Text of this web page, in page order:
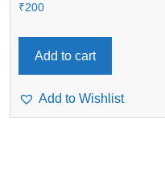
₹200
Add to cart
Add to Wishlist